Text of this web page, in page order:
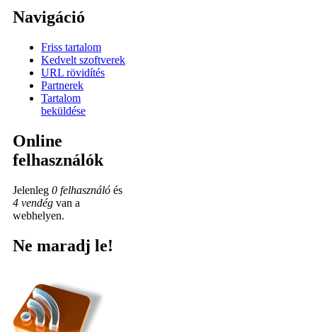
Navigáció
Friss tartalom
Kedvelt szoftverek
URL rövidítés
Partnerek
Tartalom
beküldése
Online
felhasználók
Jelenleg 0 felhasználó és
4 vendég van a
webhelyen.
Ne maradj le!